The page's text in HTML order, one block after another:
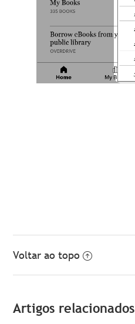
Voltar ao topo
Artigos relacionados